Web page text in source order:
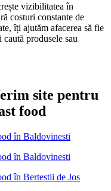
vizibilitatea în
costuri constante de
îți ajutăm afacerea să fie
produsele sau
site pentru
food
în Baldovinesti
în Baldovinesti
în Bertestii de Jos